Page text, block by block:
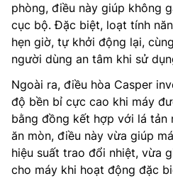
phòng, điều này giúp không
cục bộ. Đặc biệt, loạt tính
hẹn giờ, tự khởi động lại,
người dùng an tâm khi sử
Ngoài ra, điều hòa Casper
độ bền bỉ cực cao khi máy
bằng đồng kết hợp với lá tản
ăn mòn, điều này vừa giúp
hiệu suất trao đổi nhiệt, vừa
cho máy khi hoạt động đặc